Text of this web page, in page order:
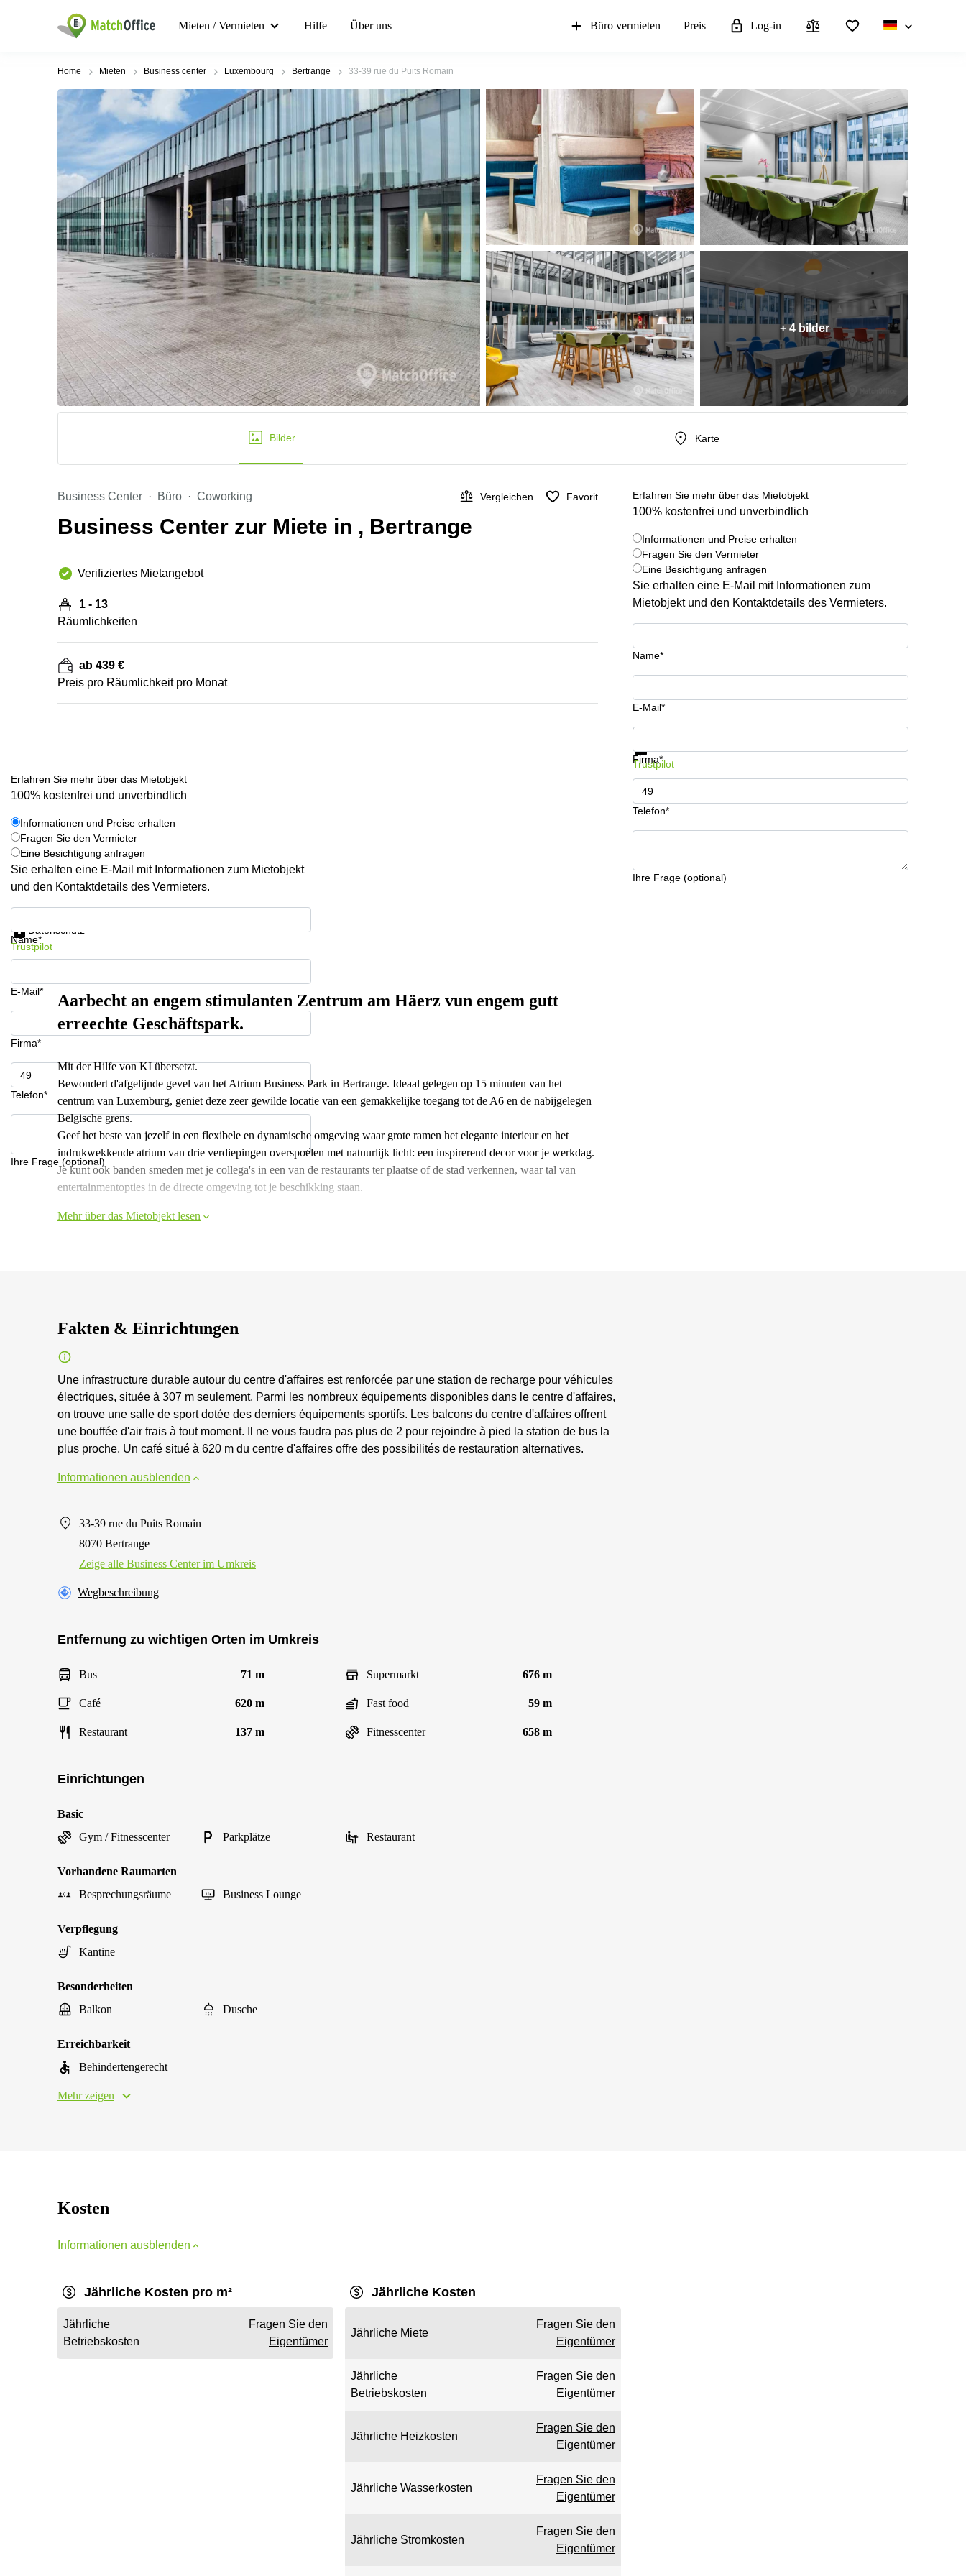
Mieten / Vermieten Hilfe Über uns Büro vermieten Preis Log-in
Home Mieten Business center Luxembourg Bertrange 33-39 rue du Puits Romain
+ 4 bilder
Bilder Karte
Business Center Büro Coworking Vergleichen Favorit
Business Center zur Miete in , Bertrange
Verifiziertes Mietangebot
1 - 13
Räumlichkeiten
ab 439 €
Preis pro Räumlichkeit pro Monat
Erfahren Sie mehr über das Mietobjekt
100% kostenfrei und unverbindlich
Informationen und Preise erhalten
Fragen Sie den Vermieter
Eine Besichtigung anfragen
Sie erhalten eine E-Mail mit Informationen zum
Mietobjekt und den Kontaktdetails des Vermieters.
Name*
E-Mail*
Firma*
Telefon*
Ihre Frage (optional)
Informationen und Preise erhalten
Trustpilot
Erfahren Sie mehr über das Mietobjekt
100% kostenfrei und unverbindlich
Informationen und Preise erhalten
Fragen Sie den Vermieter
Eine Besichtigung anfragen
Sie erhalten eine E-Mail mit Informationen zum Mietobjekt
und den Kontaktdetails des Vermieters.
Name*
E-Mail*
Firma*
Telefon*
Ihre Frage (optional)
Datenschutz
Trustpilot
Aarbecht an engem stimulanten Zentrum am Häerz vun engem gutt
erreechte Geschäftspark.
Mit der Hilfe von KI übersetzt.
Bewondert d'afgelijnde gevel van het Atrium Business Park in Bertrange. Ideaal gelegen op 15 minuten van het
centrum van Luxemburg, geniet deze zeer gewilde locatie van een gemakkelijke toegang tot de A6 en de nabijgelegen
Belgische grens.
Geef het beste van jezelf in een flexibele en dynamische omgeving waar grote ramen het elegante interieur en het
indrukwekkende atrium van drie verdiepingen overspoelen met natuurlijk licht: een inspirerend decor voor je werkdag.
Je kunt ook banden smeden met je collega's in een van de restaurants ter plaatse of de stad verkennen, waar tal van
entertainmentopties in de directe omgeving tot je beschikking staan.
Mehr über das Mietobjekt lesen
Fakten & Einrichtungen
Une infrastructure durable autour du centre d'affaires est renforcée par une station de recharge pour véhicules
électriques, située à 307 m seulement. Parmi les nombreux équipements disponibles dans le centre d'affaires,
on trouve une salle de sport dotée des derniers équipements sportifs. Les balcons du centre d'affaires offrent
une bouffée d'air frais à tout moment. Il ne vous faudra pas plus de 2 pour rejoindre à pied la station de bus la
plus proche. Un café situé à 620 m du centre d'affaires offre des possibilités de restauration alternatives.
Informationen ausblenden
33-39 rue du Puits Romain
8070 Bertrange
Zeige alle Business Center im Umkreis
Wegbeschreibung
Entfernung zu wichtigen Orten im Umkreis
Bus 71 m Supermarkt 676 m
Café 620 m Fast food 59 m
Restaurant 137 m Fitnesscenter 658 m
Einrichtungen
Basic
Gym / Fitnesscenter
Parkplätze Restaurant
Vorhandene Raumarten
Besprechungsräume
Business Lounge
Verpflegung
Kantine
Besonderheiten
Balkon
Dusche
Erreichbarkeit
Behindertengerecht
Mehr zeigen
Kosten
Informationen ausblenden
Jährliche Kosten pro m²
Jährliche
Betriebskosten
Fragen Sie den
Eigentümer
Jährliche Kosten
Jährliche Miete
Fragen Sie den
Eigentümer
Jährliche
Betriebskosten
Fragen Sie den
Eigentümer
Jährliche Heizkosten
Fragen Sie den
Eigentümer
Jährliche Wasserkosten
Fragen Sie den
Eigentümer
Jährliche Stromkosten
Fragen Sie den
Eigentümer